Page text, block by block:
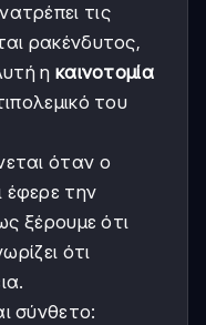
τις
ρακένδυτος,
η καινοτομία
του
όταν ο
έφερε την
ξέρουμε ότι
ότι
σύνθετο: